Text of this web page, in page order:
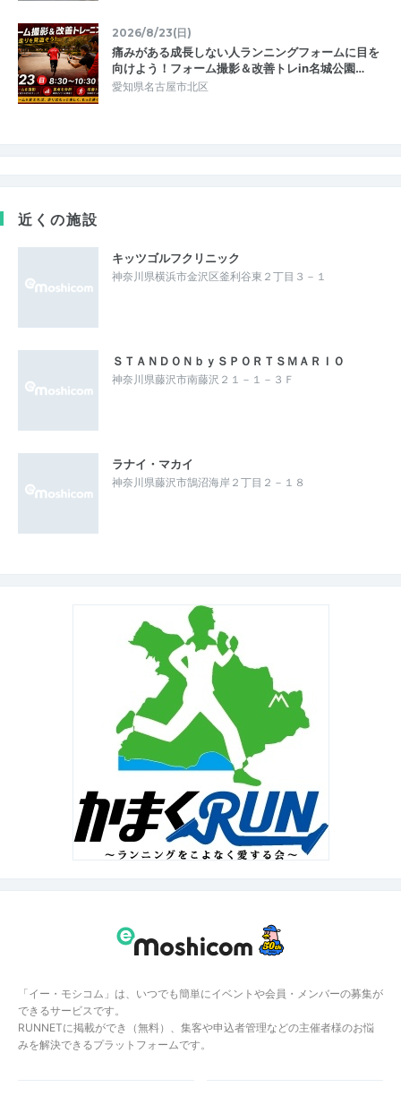
2026/8/23(日)
痛みがある成長しない人ランニングフォームに目を
向けよう！フォーム撮影＆改善トレin名城公園…
愛知県名古屋市北区
近くの施設
キッツゴルフクリニック
神奈川県横浜市金沢区釜利谷東２丁目３－１
ＳＴＡＮＤＯＮｂｙＳＰＯＲＴＳＭＡＲＩＯ
神奈川県藤沢市南藤沢２１－１－３Ｆ
ラナイ・マカイ
神奈川県藤沢市鵠沼海岸２丁目２－１８
「イー・モシコム」は、いつでも簡単にイベントや会員・メンバーの募集が
できるサービスです。
RUNNETに掲載ができ（無料）、集客や申込者管理などの主催者様のお悩
みを解決できるプラットフォームです。